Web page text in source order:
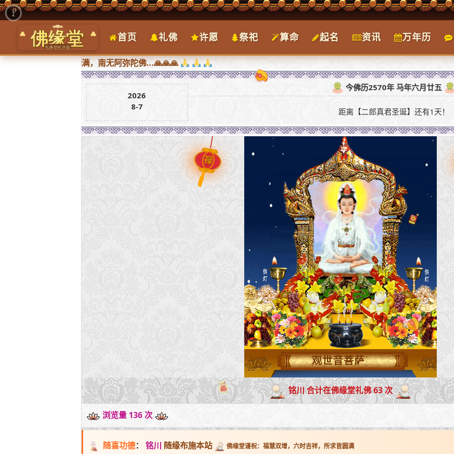
首页 礼佛 许愿 祭祀 算命 起名 资讯 万年历
无量，所求皆圆满，南无阿弥陀佛...🙏🙏🙏
2026
8-7
今佛历2570年 马年六月廿五
距离【二郎真君圣诞】还有1天！
禄
观世音菩萨
铭川 合计在佛缘堂礼佛 63 次
浏览量 136 次
随喜功德： 铭川 随缘布施本站 佛缘堂谨祝：福慧双增，六时吉祥，所求皆圆满